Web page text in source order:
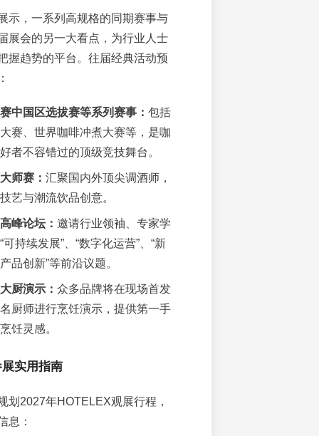
示，一系列高规格的同期赛事与
展会的另一大看点，为行业人士
握趋势的平台。往届经典活动预
中国区选拔赛等系列赛事： 包括
赛、世界咖啡冲煮大赛等，是咖
者不容错过的顶级竞技舞台。
师赛： 汇聚国内外顶尖调酒师，
艺与潮流饮品创意。
峰论坛： 邀请行业领袖、专家学
持续发展”、“数字化运营”、“新
品创新”等前沿议题。
厨演示： 众多品牌将在现场首发
厨师进行烹饪演示，提供第一手
饪灵感。
实用指南
划2027年HOTELEX观展行程，
息：